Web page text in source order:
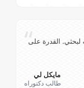
“القدرة على
مايكل لي
طالب دكتوراه